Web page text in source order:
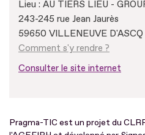
Lieu : AU TIERS LIEU -
243-245 rue Jean Jaurès
59650 VILLENEUVE D'ASCQ
Comment s'y rendre ?
Consulter le site internet
Pragma-TIC est un projet du